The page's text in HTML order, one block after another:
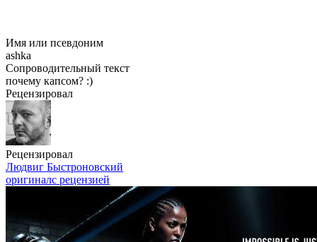
Имя или псевдоним
ashka
Сопроводительный текст
почему капсом? :)
Рецензировал
Рецензировал
Людвиг Быстроновский
оригиналс рецензией